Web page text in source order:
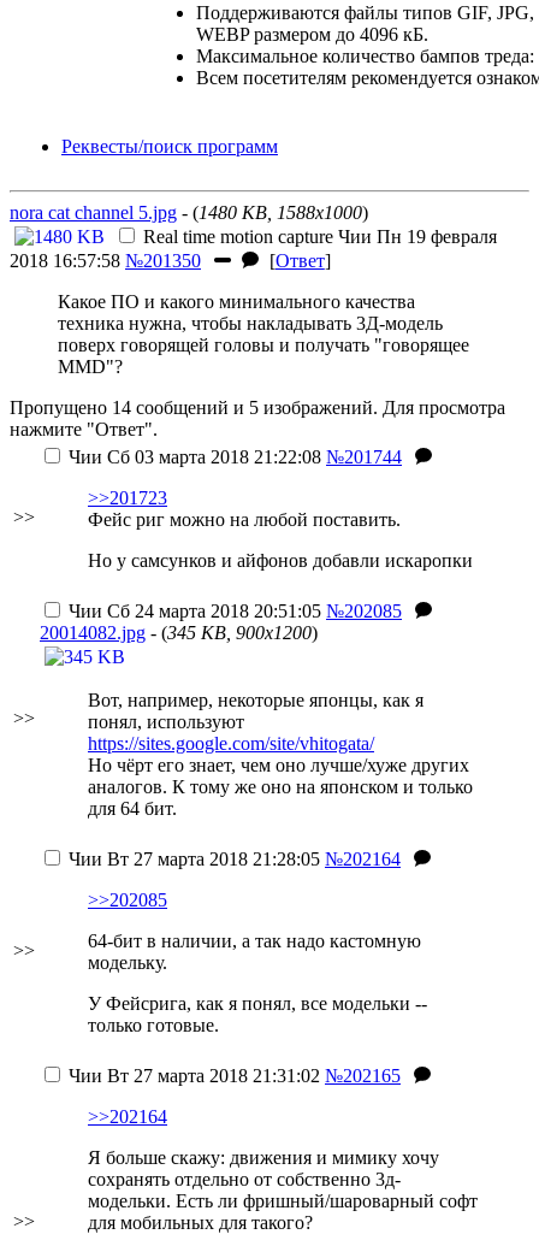
Поддерживаются файлы типов GIF,
WEBP размером до 4096 кБ.
Максимальное количество бампов треда:
Всем посетителям рекомендуется
Реквесты/поиск программ
nora cat channel 5.jpg - (1480 KB, 1588x1000)
Real time motion capture Чии Пн 19 февраля
2018 16:57:58 №201350 [Ответ]
Какое ПО и какого минимального качества
техника нужна, чтобы накладывать 3Д-модель
поверх говорящей головы и получать "говорящее
MMD"?
Пропущено 14 сообщений и 5 изображений. Для просмотра
нажмите "Ответ".
>>
Чии Сб 03 марта 2018 21:22:08 №201744
>>201723
Фейс риг можно на любой поставить.
Но у самсунков и айфонов добавли искаропки
>>
Чии Сб 24 марта 2018 20:51:05 №202085
20014082.jpg - (345 KB, 900x1200)
Вот, например, некоторые японцы, как я
понял, используют
https://sites.google.com/site/vhitogata/
Но чёрт его знает, чем оно лучше/хуже других
аналогов. К тому же оно на японском и только
для 64 бит.
>>
Чии Вт 27 марта 2018 21:28:05 №202164
>>202085
64-бит в наличии, а так надо кастомную
модельку.
У Фейсрига, как я понял, все модельки --
только готовые.
>>
Чии Вт 27 марта 2018 21:31:02 №202165
>>202164
Я больше скажу: движения и мимику хочу
сохранять отдельно от собственно 3д-
модельки. Есть ли фришный/шароварный софт
для мобильных для такого?